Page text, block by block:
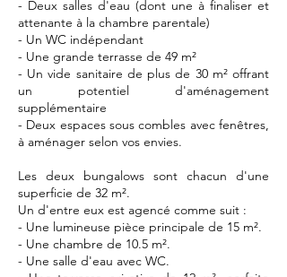
- Deux salles d'eau (dont une à finaliser et
attenante à la chambre parentale)
- Un WC indépendant
- Une grande terrasse de 49 m²
- Un vide sanitaire de plus de 30 m² offrant
un potentiel d'aménagement
supplémentaire
- Deux espaces sous combles avec fenêtres,
à aménager selon vos envies.
Les deux bungalows sont chacun d'une
superficie de 32 m².
Un d'entre eux est agencé comme suit :
- Une lumineuse pièce principale de 15 m².
- Une chambre de 10.5 m².
- Une salle d'eau avec WC.